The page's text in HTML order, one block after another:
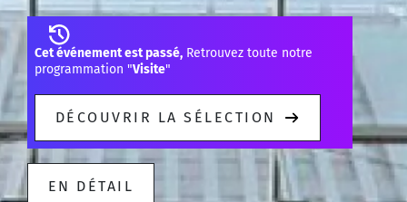
Cet événement est passé, Retrouvez toute notre
programmation "Visite"
DÉCOUVRIR LA SÉLECTION
EN DÉTAIL